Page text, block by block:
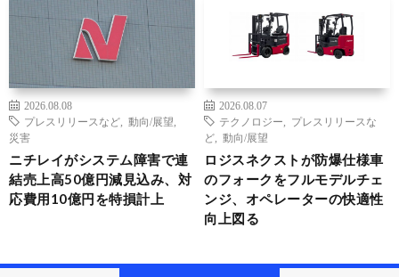
2026.08.08
プレスリリースなど
動向/展望
災害
ニチレイがシステム障害で連
結売上高50億円減見込み、対
応費用10億円を特損計上
2026.08.07
テクノロジー
プレスリリースな
ど
動向/展望
ロジスネクストが防爆仕様車
のフォークをフルモデルチェ
ンジ、オペレーターの快適性
向上図る